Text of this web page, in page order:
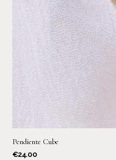
Pendiente Cube
€24.00